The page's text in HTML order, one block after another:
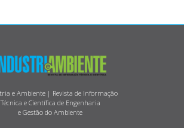
e Ambiente | Revista de Informação
Técnica e Científica de Engenharia
e Gestão do Ambiente